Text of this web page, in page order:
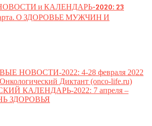
и КАЛЕНДАРЬ-2020: 23
О ЗДОРОВЬЕ МУЖЧИН И
НОВОСТИ-2022: 4-28 февраля 2022
Диктант (onco-life.ru)
КАЛЕНДАРЬ-2022: 7 апреля –
ЗДОРОВЬЯ